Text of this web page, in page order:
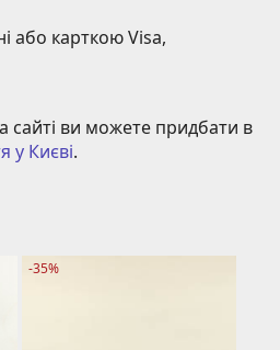
або карткою Visa,
сайті ви можете придбати в
у Києві.
-35%